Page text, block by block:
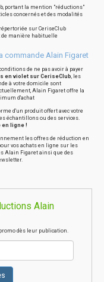
portant la mention "réductions"
concernés et des modalités
sur CeriseClub
de manière habituelle
commande Alain Figaret
de ne pas avoir à payer
en violet sur CeriseClub, les
à votre domicile sont
Alain Figaret offre la
d'achat
d'un produit offert avec votre
échantillons ou des services.
en ligne !
les offres de réduction en
vos achats en ligne sur les
Alain Figaret ainsi que des
Alain
dès leur publication.